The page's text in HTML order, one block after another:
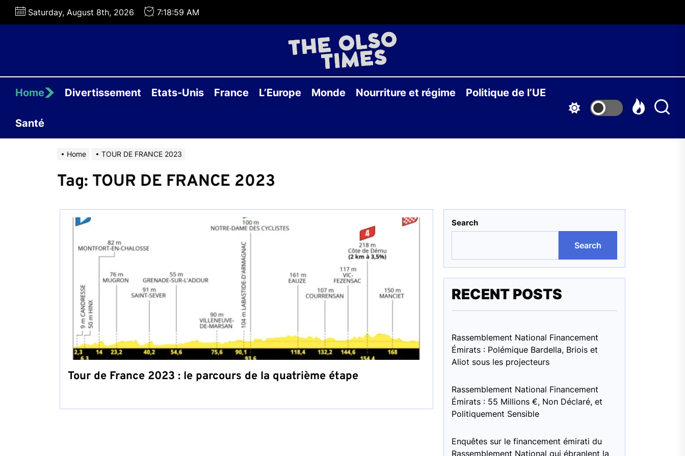
Skip
Saturday, August 8th, 2026 7:18:59 AM
OLSO
Home Divertissement Etats-Unis France L’Europe Monde Nourriture et régime Politique de l’UE
Santé
Home TOUR DE FRANCE 2023
Tag: TOUR DE FRANCE 2023
Tour de France 2023 : le parcours de la quatrième étape
Search
Search
RECENT POSTS
Rassemblement National Financement
Émirats : Polémique Bardella, Briois et
Aliot sous les projecteurs
Rassemblement National Financement
Émirats : 55 Millions €, Non Déclaré, et
Politiquement Sensible
Enquêtes sur le financement émirati du
Rassemblement National qui ébranlent la